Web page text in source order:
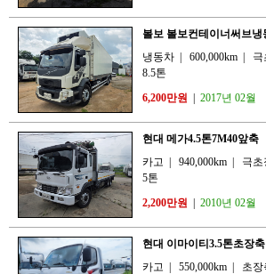
볼보 볼보컨테이너써브냉
냉동차 | 600,000km | 극
8.5톤
6,200만원 | 2017년 02월
현대 메가4.5톤7M40앞축
카고 | 940,000km | 극초
5톤
2,200만원 | 2010년 02월
현대 이마이티3.5톤초장축
카고 | 550,000km | 초장